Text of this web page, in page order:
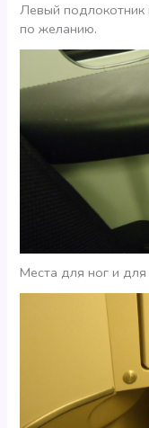
Левый
по желанию.
Места для ног и